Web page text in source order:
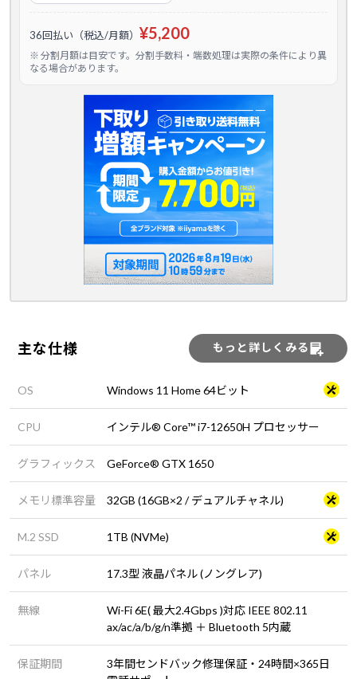
36回払い（税込/月額） ¥5,200
※ 分割月額は目安です。分割手数料・端数処理は実際の条件により異
なる場合があります。
主な仕様 もっと詳しくみる
OS Windows 11 Home 64ビット
CPU インテル® Core™ i7-12650H プロセッサー
グラフィックス GeForce® GTX 1650
メモリ標準容量 32GB (16GB×2 / デュアルチャネル)
M.2 SSD 1TB (NVMe)
パネル 17.3型 液晶パネル (ノングレア)
無線
Wi-Fi 6E( 最大2.4Gbps )対応 IEEE 802.11
ax/ac/a/b/g/n準拠 ＋ Bluetooth 5内蔵
保証期間
3年間センドバック修理保証・24時間×365日